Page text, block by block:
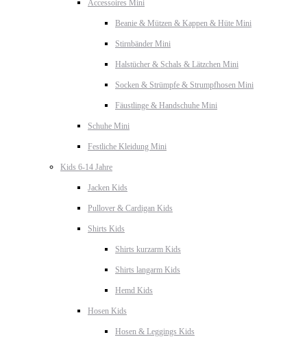
Accessoires Mini
Beanie & Mützen & Kappen & Hüte Mini
Stirnbänder Mini
Halstücher & Schals & Lätzchen Mini
Socken & Strümpfe & Strumpfhosen Mini
Fäustlinge & Handschuhe Mini
Schuhe Mini
Festliche Kleidung Mini
Kids 6-14 Jahre
Jacken Kids
Pullover & Cardigan Kids
Shirts Kids
Shirts kurzarm Kids
Shirts langarm Kids
Hemd Kids
Hosen Kids
Hosen & Leggings Kids